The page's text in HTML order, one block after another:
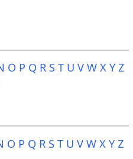
O P Q R S T U V W X Y Z
O P Q R S T U V W X Y Z